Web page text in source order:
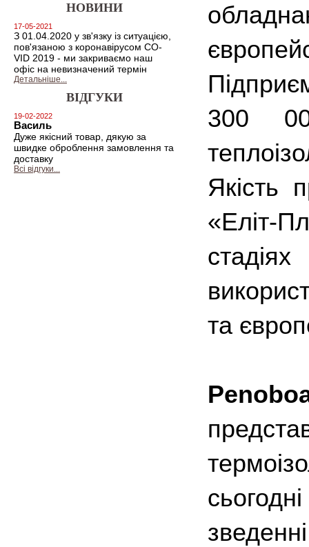
НОВИНИ
17-05-2021
З 01.04.2020 у зв'язку із ситуацією,
пов'язаною з коронавірусом CO-
VID 2019 - ми закриваємо наш
офіс на невизначений термін
Детальніше...
ВІДГУКИ
19-02-2022
Василь
Дуже якісний товар, дякую за
швидке оброблення замовлення та
доставку
Всі відгуки...
300
Якість
«Еліт-
та